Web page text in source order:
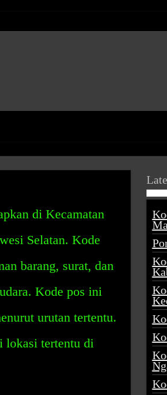
di Kecamatan
Selatan. Kode
barang, surat, dan
Kode pos ini
urutan tertentu.
lokasi tertentu di